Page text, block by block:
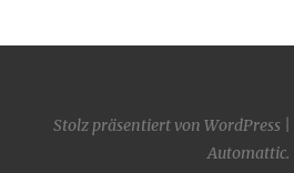
Stolz präsentiert von WordPress
Automattic.